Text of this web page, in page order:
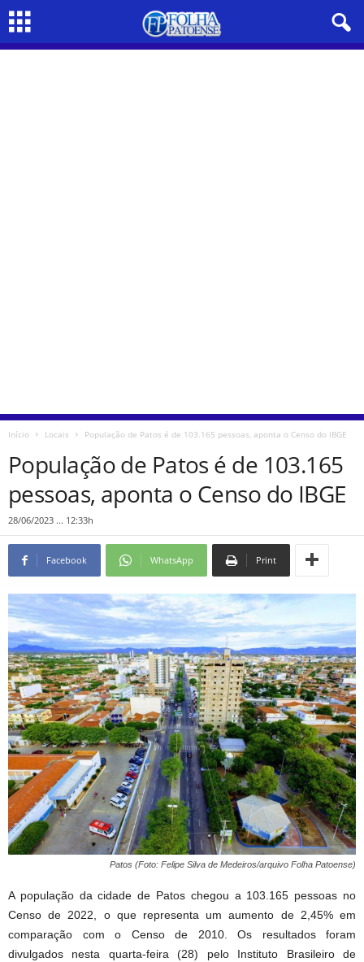
Início Locais População de Patos é de 103.165 pessoas, aponta o Censo do IBGE
População de Patos é de 103.165
pessoas, aponta o Censo do IBGE
28/06/2023 ... 12:33h
Facebook WhatsApp Print
Patos (Foto: Felipe Silva de Medeiros/arquivo Folha Patoense)
A população da cidade de Patos chegou a 103.165 pessoas no
Censo de 2022, o que representa um aumento de 2,45% em
comparação com o Censo de 2010. Os resultados foram
divulgados nesta quarta-feira (28) pelo Instituto Brasileiro de